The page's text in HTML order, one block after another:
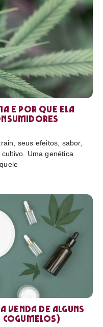
e por que ela
seus efeitos, sabor,
Uma genética
venda de alguns
cogumelos)